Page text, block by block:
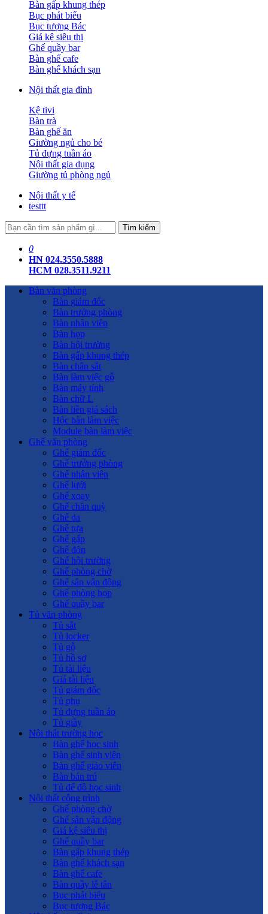
Bàn gấp khung thép
Bục phát biểu
Bục tượng Bác
Giá kệ siêu thị
Ghế quầy bar
Bàn ghế cafe
Bàn ghế khách sạn
Nội thất gia đình
Kệ tivi
Bàn trà
Bàn ghế ăn
Giường ngủ cho bé
Tủ đựng tuần áo
Nội thất gia dụng
Giường tủ phòng ngủ
Nội thất y tế
testtt
Tìm kiếm
0
HN 024.3550.5888
HCM 028.3511.9211
Bàn văn phòng
Bàn giám đốc
Bàn trưởng phòng
Bàn nhân viên
Bàn họp
Bàn hội trường
Bàn gấp khung thép
Bàn chân sắt
Bàn làm việc gỗ
Bàn máy tính
Bàn chữ L
Bàn liền giá sách
Hộc bàn làm việc
Module bàn làm việc
Ghế văn phòng
Ghế giám đốc
Ghế trưởng phòng
Ghế nhân viên
Ghế lưới
Ghế xoay
Ghế chân quỳ
Ghế da
Ghế tựa
Ghế gấp
Ghế đôn
Ghế hội trường
Ghế phòng chờ
Ghế sân vận động
Ghế phòng họp
Ghế quầy bar
Tủ văn phòng
Tủ sắt
Tủ locker
Tủ gỗ
Tủ hồ sơ
Tủ tài liệu
Giá tài liệu
Tủ giám đốc
Tủ phụ
Tủ đựng tuần áo
Tủ giầy
Nội thất trường học
Bàn ghế học sinh
Bàn ghế sinh viên
Bàn ghế giáo viên
Bàn bán trú
Tủ để đồ học sinh
Nội thất công trình
Ghế phòng chờ
Ghế sân vận động
Giá kệ siêu thị
Ghế quầy bar
Bàn gấp khung thép
Bàn ghế khách sạn
Bàn ghế cafe
Bàn quầy lễ tân
Bục phát biểu
Bục tượng Bác